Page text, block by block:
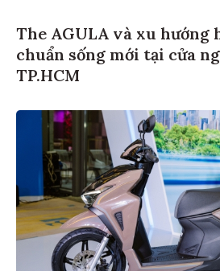
The AGULA và xu hướng
chuẩn sống mới tại cửa
TP.HCM